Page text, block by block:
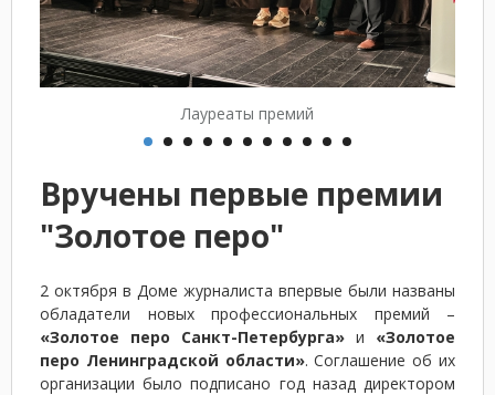
Лауреаты премий
Вручены первые премии
"Золотое перо"
2 октября в Доме журналиста впервые были названы
обладатели новых профессиональных премий –
«Золотое перо Санкт-Петербурга» и «Золотое
перо Ленинградской области». Соглашение об их
организации было подписано год назад директором